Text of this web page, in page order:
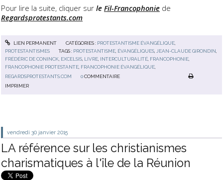
Pour lire la suite, cliquer sur le Fil-Francophonie de
Regardsprotestants.com
LIEN PERMANENT CATÉGORIES : PROTESTANTISME ÉVANGÉLIQUE,
PROTESTANTISMES
TAGS : PROTESTANTISME, ÉVANGÉLIQUES,JEAN-CLAUDE GIRONDIN,
FRÉDÉRIC DE CONINCK, EXCELSIS, LIVRE, INTERCULTURALITÉ, FRANCOPHONIE,
FRANCOPHONIE PROTESTANTE, FRANCOPHONIE ÉVANGÉLIQUE,
REGARDSPROTESTANTS.COM
0 COMMENTAIRE
IMPRIMER
vendredi 30 janvier 2015
LA référence sur les christianismes
charismatiques à l'île de la Réunion